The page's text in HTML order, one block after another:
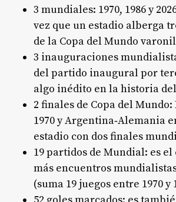
3 mundiales: 1970, 1986 y
vez que un estadio alberga
de la Copa del Mundo
3 inauguraciones
del partido inaugural por
algo inédito en la historia
2 finales de Copa del
1970 y Argentina‑Alemania
estadio con dos finales
19 partidos de Mundial: es el
más encuentros
(suma 19 juegos entre 1970 y